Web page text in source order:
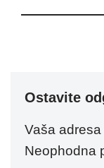
Ostavite
Vaša
Neophodna